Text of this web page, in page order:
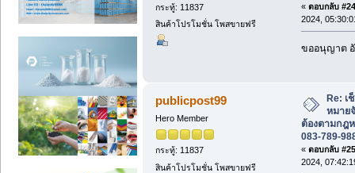
กระทู้: 11837
สินค้าโปรโมชั่น โพสขายฟรี
« ตอบกลับ
2024,
ขออนุญาต
publicpost99
Hero Member
กระทู้: 11837
สินค้าโปรโมชั่น โพสขายฟรี
Re: เ
หมาย
ต้องตามกฎ
083-789-
« ตอบกลับ
2024,